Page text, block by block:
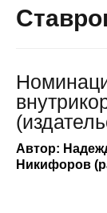
Автор:
Никифоров